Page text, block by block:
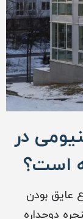
در
است؟
عایق بودن
دوجداره